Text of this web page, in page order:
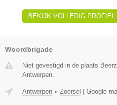
BEKIJK VOLLEDIG PROFIEL
Woordbrigade
Niet gevestigd in de plaats
Antwerpen.
Antwerpen » Zoersel | Google